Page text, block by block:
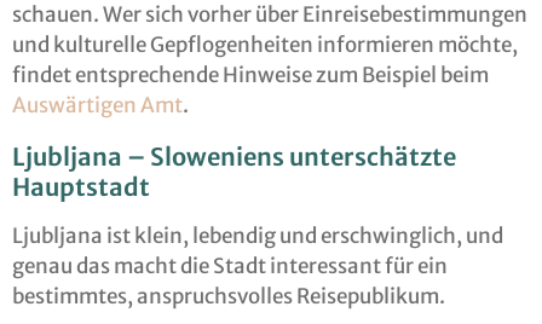
schauen. Wer sich vorher über Einreisebestimmungen
und kulturelle Gepflogenheiten informieren möchte,
findet entsprechende Hinweise zum Beispiel beim
Auswärtigen Amt.
Ljubljana – Sloweniens unterschätzte
Hauptstadt
Ljubljana ist klein, lebendig und erschwinglich, und
genau das macht die Stadt interessant für ein
bestimmtes, anspruchsvolles Reisepublikum.